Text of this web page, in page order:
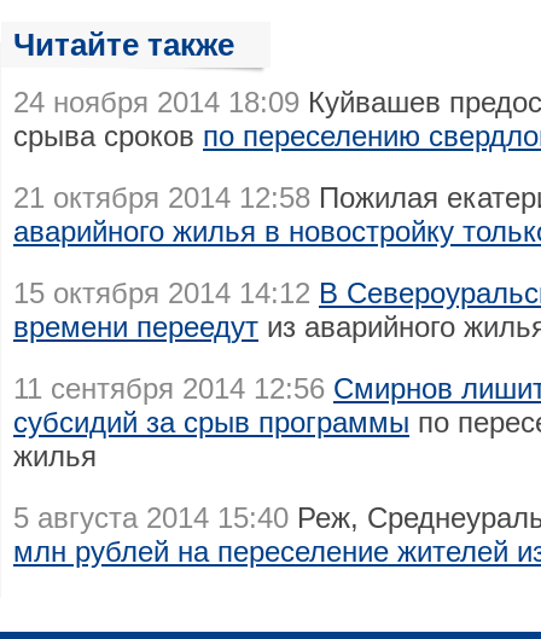
Читайте также
24 ноября 2014 18:09 Куйвашев
срыва сроков по переселению
21 октября 2014 12:58 Пожилая
аварийного жилья в новостройку
15 октября 2014 14:12 В
времени переедут из аварийного
11 сентября 2014 12:56 Смирнов
субсидий за срыв программы по
жилья
5 августа 2014 15:40 Реж,
млн рублей на переселение жителей